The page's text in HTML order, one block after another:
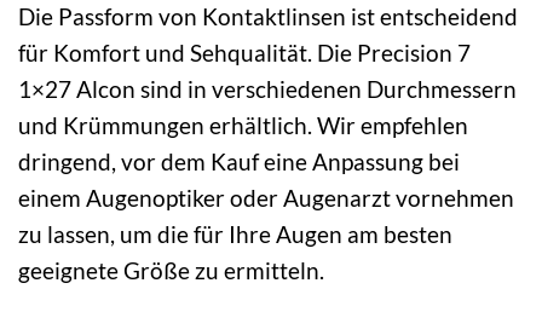
Die Passform von Kontaktlinsen ist entscheidend
für Komfort und Sehqualität. Die Precision 7
1×27 Alcon sind in verschiedenen Durchmessern
und Krümmungen erhältlich. Wir empfehlen
dringend, vor dem Kauf eine Anpassung bei
einem Augenoptiker oder Augenarzt vornehmen
zu lassen, um die für Ihre Augen am besten
geeignete Größe zu ermitteln.